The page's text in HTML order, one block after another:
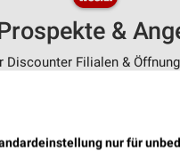
&
Discounter Filialen &
bei
- Einkauf stressfrei
nur für